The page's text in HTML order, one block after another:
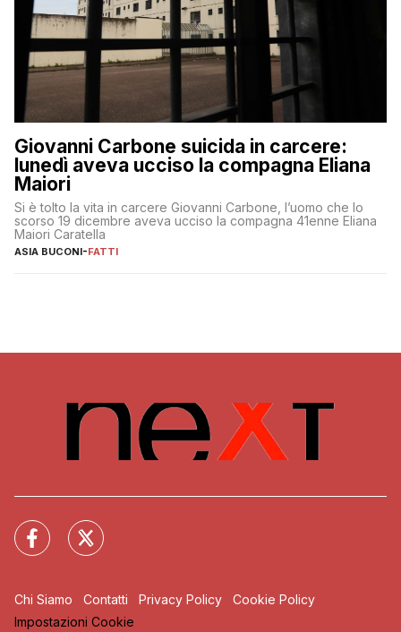
Giovanni Carbone suicida in carcere:
lunedì aveva ucciso la compagna Eliana
Maiori
Si è tolto la vita in carcere Giovanni Carbone, l’uomo che lo
scorso 19 dicembre aveva ucciso la compagna 41enne Eliana
Maiori Caratella
ASIA BUCONI-FATTI
Chi Siamo Contatti Privacy Policy
Cookie Policy
Impostazioni Cookie